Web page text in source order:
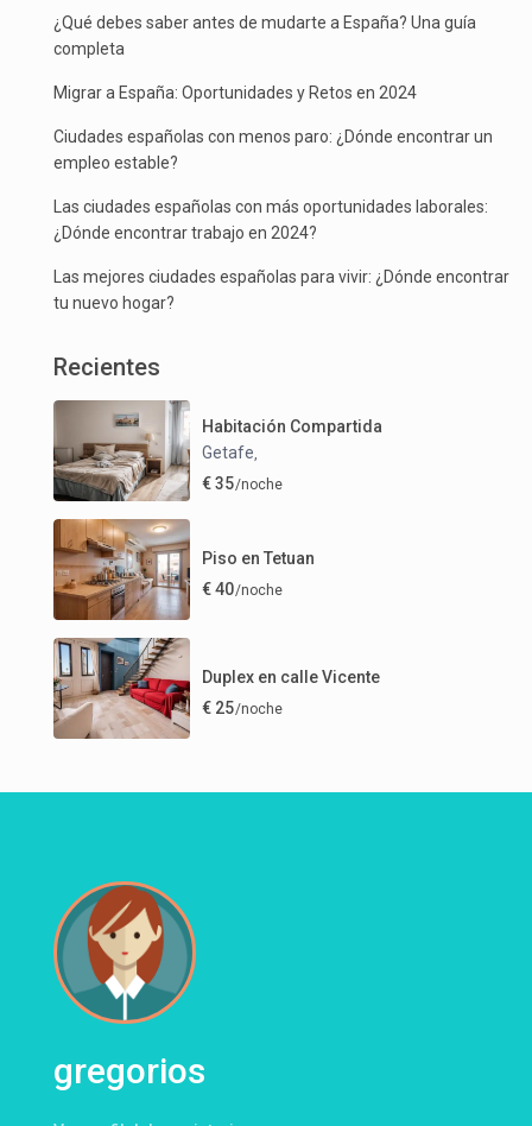
¿Qué debes saber antes de mudarte a España? Una guía
completa
Migrar a España: Oportunidades y Retos en 2024
Ciudades españolas con menos paro: ¿Dónde encontrar un
empleo estable?
Las ciudades españolas con más oportunidades laborales:
¿Dónde encontrar trabajo en 2024?
Las mejores ciudades españolas para vivir: ¿Dónde encontrar
tu nuevo hogar?
Recientes
Habitación Compartida
Getafe
€ 35/noche
Piso en Tetuan
€ 40/noche
Duplex en calle Vicente
€ 25/noche
gregorios